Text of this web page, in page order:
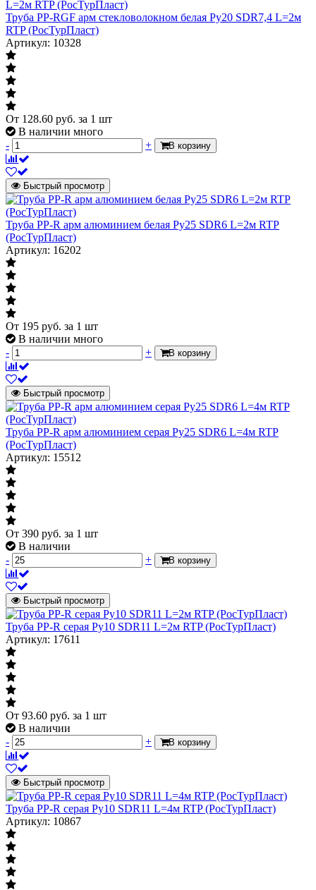
Труба PP-RGF арм стекловолокном белая Ру20 SDR7,4 L=2м
RTP (РосТурПласт)
Артикул: 10328
От 128.60 руб. за 1 шт
В наличии много
-
+ В корзину
Быстрый просмотр
Труба PP-R арм алюминием белая Ру25 SDR6 L=2м RTP
(РосТурПласт)
Артикул: 16202
От 195 руб. за 1 шт
В наличии много
-
+ В корзину
Быстрый просмотр
Труба PP-R арм алюминием серая Ру25 SDR6 L=4м RTP
(РосТурПласт)
Артикул: 15512
От 390 руб. за 1 шт
В наличии
-
+ В корзину
Быстрый просмотр
Труба PP-R серая Ру10 SDR11 L=2м RTP (РосТурПласт)
Артикул: 17611
От 93.60 руб. за 1 шт
В наличии
-
+ В корзину
Быстрый просмотр
Труба PP-R серая Ру10 SDR11 L=4м RTP (РосТурПласт)
Артикул: 10867